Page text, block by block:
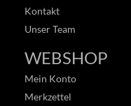
Kontakt
Unser Team
WEBSHOP
Mein Konto
Merkzettel